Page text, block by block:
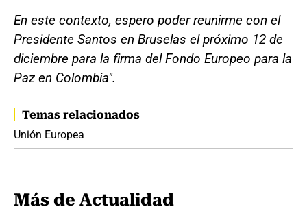
En este contexto, espero poder reunirme con el
Presidente Santos en Bruselas el próximo 12 de
diciembre para la firma del Fondo Europeo para la
Paz en Colombia".
Temas relacionados
Unión Europea
Más de Actualidad